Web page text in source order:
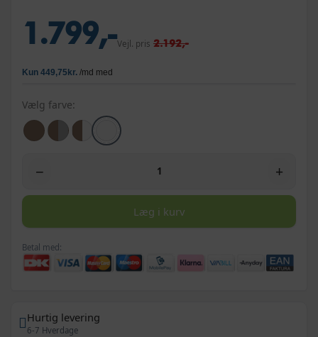
1.799,-Vejl. pris 2.192,-
Vælg farve:
− +
Læg i kurv
Betal med:
Hurtig levering
6-7 Hverdage